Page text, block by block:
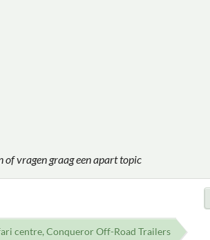
vragen graag een apart topic
centre, Conqueror Off-Road Trailers